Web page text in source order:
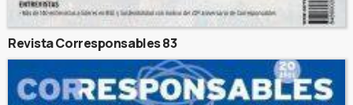
Revista Corresponsables 83